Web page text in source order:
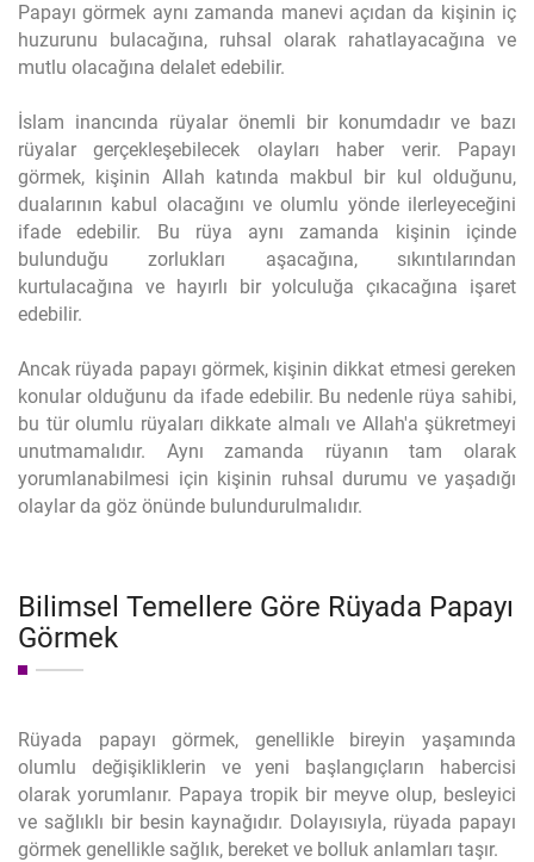
Papayı görmek aynı zamanda manevi açıdan da kişinin iç
huzurunu bulacağına, ruhsal olarak rahatlayacağına ve
mutlu olacağına delalet edebilir.
İslam inancında rüyalar önemli bir konumdadır ve bazı
rüyalar gerçekleşebilecek olayları haber verir. Papayı
görmek, kişinin Allah katında makbul bir kul olduğunu,
dualarının kabul olacağını ve olumlu yönde ilerleyeceğini
ifade edebilir. Bu rüya aynı zamanda kişinin içinde
bulunduğu zorlukları aşacağına, sıkıntılarından
kurtulacağına ve hayırlı bir yolculuğa çıkacağına işaret
edebilir.
Ancak rüyada papayı görmek, kişinin dikkat etmesi gereken
konular olduğunu da ifade edebilir. Bu nedenle rüya sahibi,
bu tür olumlu rüyaları dikkate almalı ve Allah'a şükretmeyi
unutmamalıdır. Aynı zamanda rüyanın tam olarak
yorumlanabilmesi için kişinin ruhsal durumu ve yaşadığı
olaylar da göz önünde bulundurulmalıdır.
Bilimsel Temellere Göre Rüyada Papayı
Görmek
Rüyada papayı görmek, genellikle bireyin yaşamında
olumlu değişikliklerin ve yeni başlangıçların habercisi
olarak yorumlanır. Papaya tropik bir meyve olup, besleyici
ve sağlıklı bir besin kaynağıdır. Dolayısıyla, rüyada papayı
görmek genellikle sağlık, bereket ve bolluk anlamları taşır.